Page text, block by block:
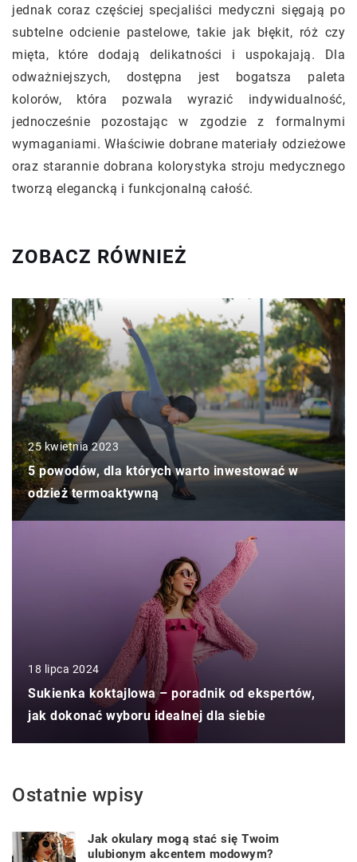
jednak coraz częściej specjaliści medyczni sięgają po
subtelne odcienie pastelowe, takie jak błękit, róż czy
mięta, które dodają delikatności i uspokajają. Dla
odważniejszych, dostępna jest bogatsza paleta
kolorów, która pozwala wyrazić indywidualność,
jednocześnie pozostając w zgodzie z formalnymi
wymaganiami. Właściwie dobrane materiały odzieżowe
oraz starannie dobrana kolorystyka stroju medycznego
tworzą elegancką i funkcjonalną całość.
ZOBACZ RÓWNIEŻ
25 kwietnia 2023
5 powodów, dla których warto inwestować w
odzież termoaktywną
18 lipca 2024
Sukienka koktajlowa – poradnik od ekspertów,
jak dokonać wyboru idealnej dla siebie
Ostatnie wpisy
Jak okulary mogą stać się Twoim
ulubionym akcentem modowym?